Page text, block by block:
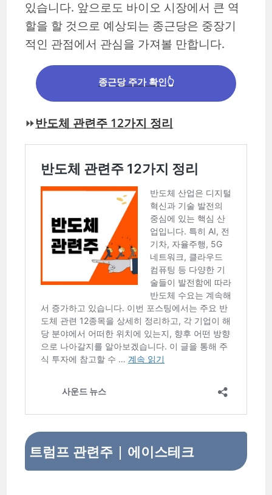
있습니다. 앞으로도 바이오 시장에서 큰 역
할을 할 것으로 예상되는 종근당은 중장기
적인 관점에서 관심을 가져볼 만합니다.
종근당 주가 확인👆
⏩반도체 관련주 12가지 정리
트럼프 관련주 | 에이스테크